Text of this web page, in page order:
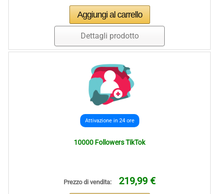
Dettagli prodotto
Attivazione in 24 ore
10000 Followers TikTok
Prezzo di vendita: 219,99 €